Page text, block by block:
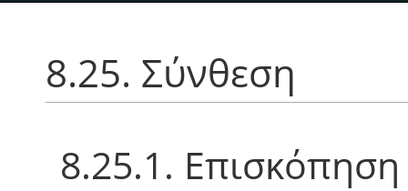
8.25. Σύνθεση
8.25.1. Επισκόπηση